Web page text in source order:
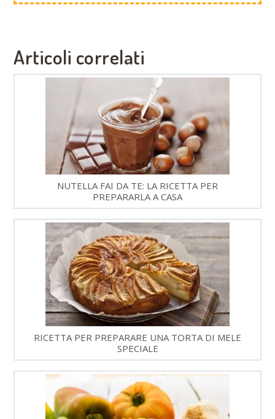
Articoli correlati
NUTELLA FAI DA TE: LA RICETTA PER
PREPARARLA A CASA
RICETTA PER PREPARARE UNA TORTA DI MELE
SPECIALE